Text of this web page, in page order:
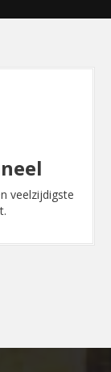
veelzijdigste